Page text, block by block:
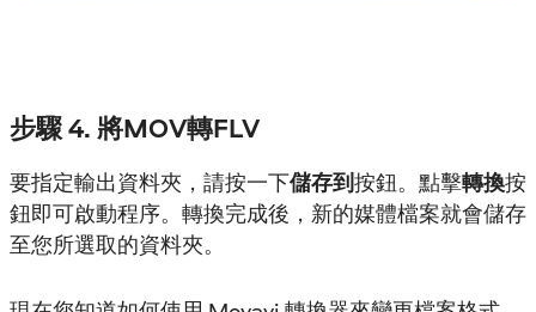
步驟 4. 將MOV轉FLV
要指定輸出資料夾，請按一下儲存到按鈕。點擊轉換按
鈕即可啟動程序。轉換完成後，新的媒體檔案就會儲存
至您所選取的資料夾。